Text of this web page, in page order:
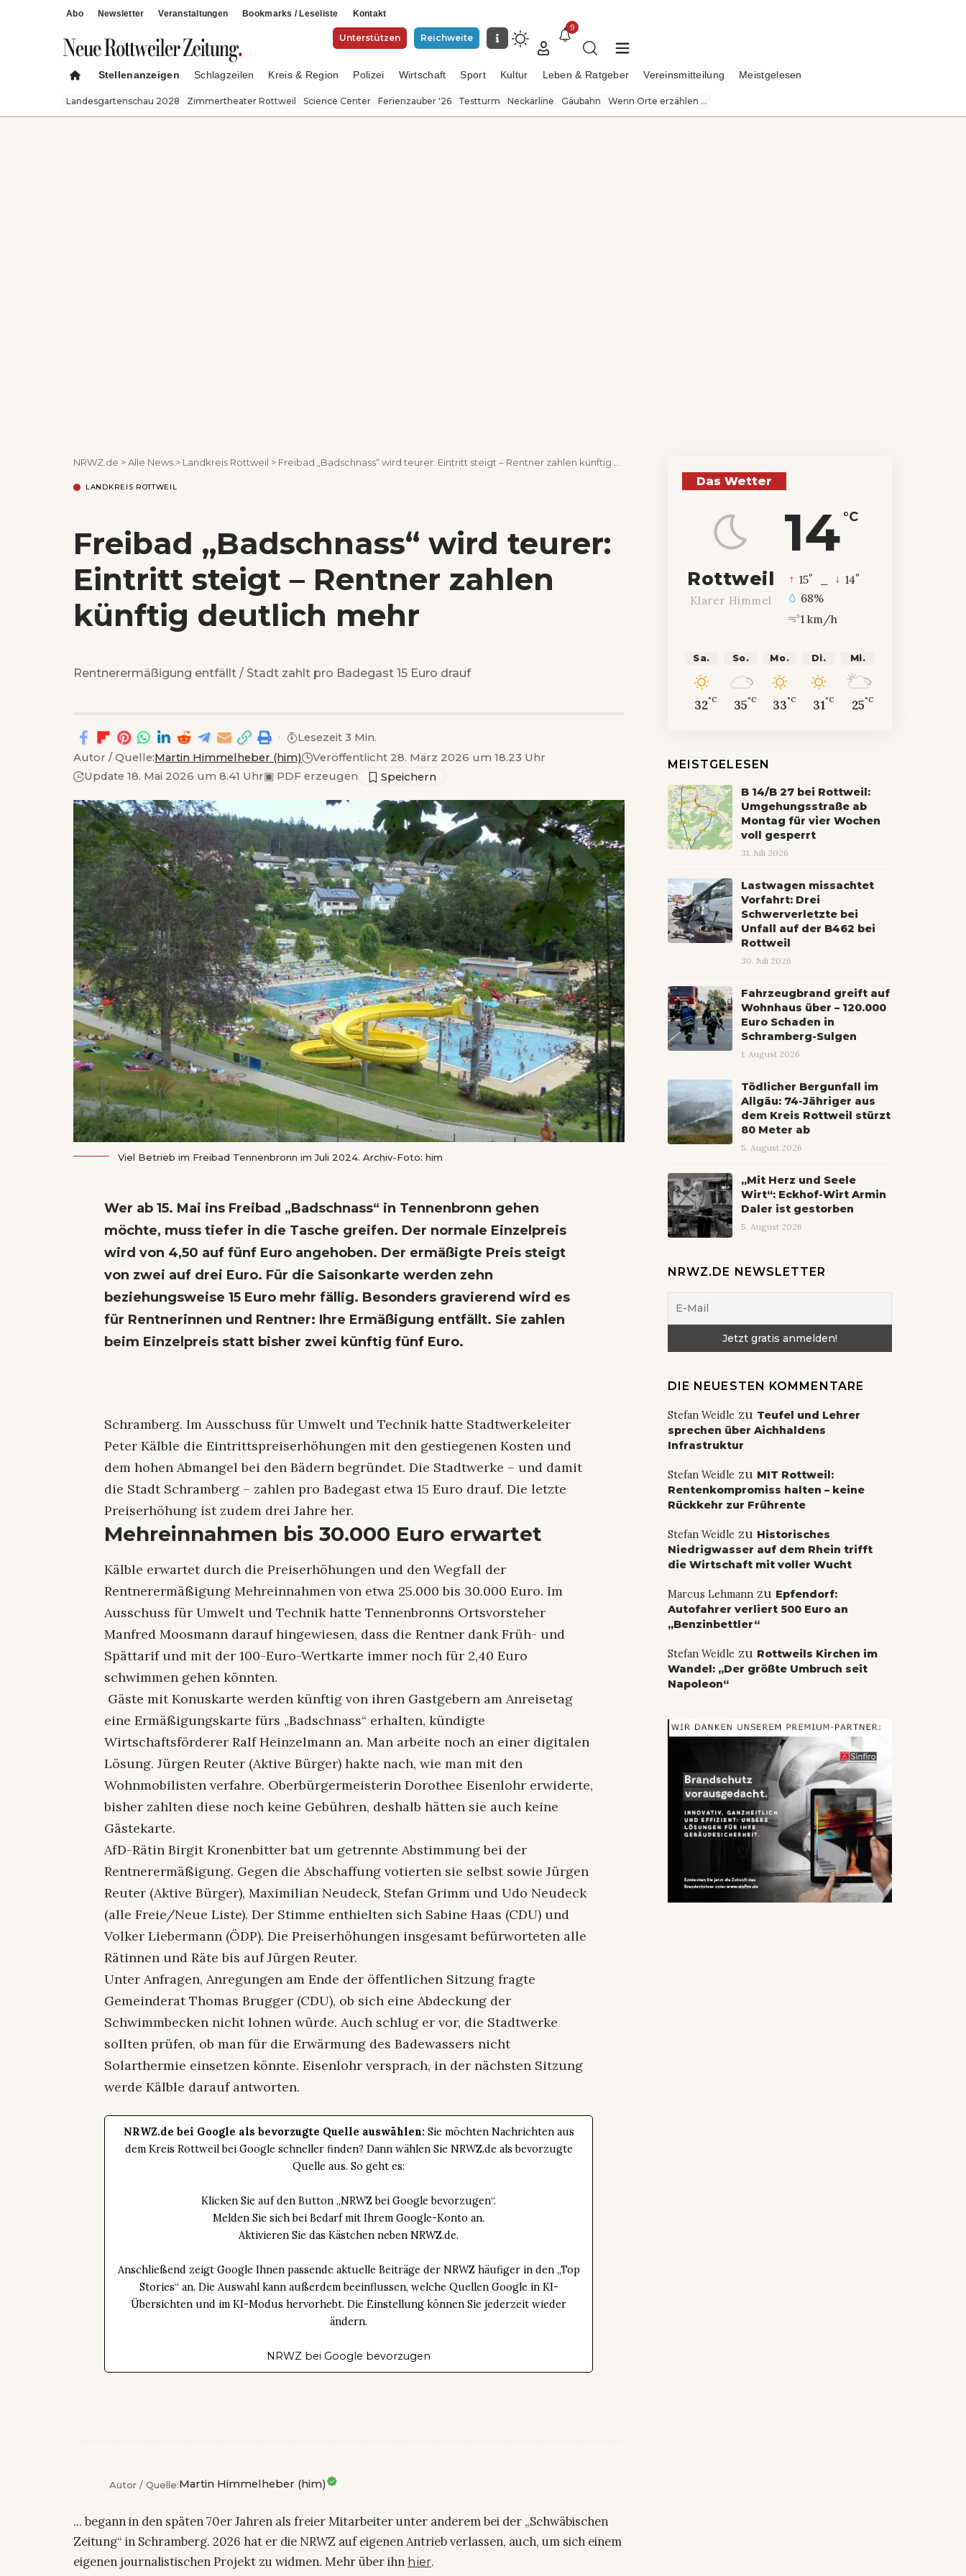
Abo Newsletter Veranstaltungen Bookmarks / Leseliste Kontakt
Unterstützen Reichweite
9
Stellenanzeigen Schlagzeilen Kreis & Region Polizei Wirtschaft Sport Kultur Leben & Ratgeber Vereinsmitteilung Meistgelesen
Landesgartenschau 2028 Zimmertheater Rottweil Science Center Ferienzauber '26 Testturm Neckarline Gäubahn Wenn Orte erzählen ...
NRWZ.de >Alle News > Landkreis Rottweil > Freibad „Badschnass“ wird teurer: Eintritt steigt – Rentner zahlen künftig deutlich mehr
LANDKREIS ROTTWEIL
Freibad „Badschnass“ wird teurer:
Eintritt steigt – Rentner zahlen
künftig deutlich mehr
Rentnerermäßigung entfällt / Stadt zahlt pro Badegast 15 Euro drauf
Autor / Quelle:Martin Himmelheber (him)
Veröffentlicht 28. März 2026 um 18.23 Uhr
Update 18. Mai 2026 um 8.41 Uhr▣ PDF erzeugen
Lesezeit 3 Min.
Viel Betrieb im Freibad Tennenbronn im Juli 2024. Archiv-Foto: him
Wer ab 15. Mai ins Freibad „Badschnass“ in Tennenbronn gehen
möchte, muss tiefer in die Tasche greifen. Der normale Einzelpreis
wird von 4,50 auf fünf Euro angehoben. Der ermäßigte Preis steigt
von zwei auf drei Euro. Für die Saisonkarte werden zehn
beziehungsweise 15 Euro mehr fällig. Besonders gravierend wird es
für Rentnerinnen und Rentner: Ihre Ermäßigung entfällt. Sie zahlen
beim Einzelpreis statt bisher zwei künftig fünf Euro.
Schramberg. Im Ausschuss für Umwelt und Technik hatte Stadtwerkeleiter
Peter Kälble die Eintrittspreiserhöhungen mit den gestiegenen Kosten und
dem hohen Abmangel bei den Bädern begründet. Die Stadtwerke – und damit
die Stadt Schramberg – zahlen pro Badegast etwa 15 Euro drauf. Die letzte
Preiserhöhung ist zudem drei Jahre her.
Mehreinnahmen bis 30.000 Euro erwartet
Kälble erwartet durch die Preiserhöhungen und den Wegfall der
Rentnerermäßigung Mehreinnahmen von etwa 25.000 bis 30.000 Euro. Im
Ausschuss für Umwelt und Technik hatte Tennenbronns Ortsvorsteher
Manfred Moosmann darauf hingewiesen, dass die Rentner dank Früh- und
Spättarif und mit der 100-Euro-Wertkarte immer noch für 2,40 Euro
schwimmen gehen könnten.
Gäste mit Konuskarte werden künftig von ihren Gastgebern am Anreisetag
eine Ermäßigungskarte fürs „Badschnass“ erhalten, kündigte
Wirtschaftsförderer Ralf Heinzelmann an. Man arbeite noch an einer digitalen
Lösung. Jürgen Reuter (Aktive Bürger) hakte nach, wie man mit den
Wohnmobilisten verfahre. Oberbürgermeisterin Dorothee Eisenlohr erwiderte,
bisher zahlten diese noch keine Gebühren, deshalb hätten sie auch keine
Gästekarte.
AfD-Rätin Birgit Kronenbitter bat um getrennte Abstimmung bei der
Rentnerermäßigung. Gegen die Abschaffung votierten sie selbst sowie Jürgen
Reuter (Aktive Bürger), Maximilian Neudeck, Stefan Grimm und Udo Neudeck
(alle Freie/Neue Liste). Der Stimme enthielten sich Sabine Haas (CDU) und
Volker Liebermann (ÖDP). Die Preiserhöhungen insgesamt befürworteten alle
Rätinnen und Räte bis auf Jürgen Reuter.
Unter Anfragen, Anregungen am Ende der öffentlichen Sitzung fragte
Gemeinderat Thomas Brugger (CDU), ob sich eine Abdeckung der
Schwimmbecken nicht lohnen würde. Auch schlug er vor, die Stadtwerke
sollten prüfen, ob man für die Erwärmung des Badewassers nicht
Solarthermie einsetzen könnte. Eisenlohr versprach, in der nächsten Sitzung
werde Kälble darauf antworten.
NRWZ.de bei Google als bevorzugte Quelle auswählen: Sie möchten Nachrichten aus
dem Kreis Rottweil bei Google schneller finden? Dann wählen Sie NRWZ.de als bevorzugte
Quelle aus. So geht es:
Klicken Sie auf den Button „NRWZ bei Google bevorzugen“.
Melden Sie sich bei Bedarf mit Ihrem Google-Konto an.
Aktivieren Sie das Kästchen neben NRWZ.de.
Anschließend zeigt Google Ihnen passende aktuelle Beiträge der NRWZ häufiger in den „Top
Stories“ an. Die Auswahl kann außerdem beeinflussen, welche Quellen Google in KI-
Übersichten und im KI-Modus hervorhebt. Die Einstellung können Sie jederzeit wieder
ändern.
NRWZ bei Google bevorzugen
Autor / Quelle:Martin Himmelheber (him)
... begann in den späten 70er Jahren als freier Mitarbeiter unter anderem bei der „Schwäbischen
Zeitung“ in Schramberg. 2026 hat er die NRWZ auf eigenen Antrieb verlassen, auch, um sich einem
eigenen journalistischen Projekt zu widmen. Mehr über ihn hier.
Das Wetter
14 °C
Rottweil
Klarer Himmel
15° 14°
68%
1 km/h
Sa.
32°C
So.
35°C
Mo.
33°C
Di.
31°C
Mi.
25°C
MEISTGELESEN
B 14/B 27 bei Rottweil:
Umgehungsstraße ab
Montag für vier Wochen
voll gesperrt
31. Juli 2026
Lastwagen missachtet
Vorfahrt: Drei
Schwerverletzte bei
Unfall auf der B462 bei
Rottweil
30. Juli 2026
Fahrzeugbrand greift auf
Wohnhaus über – 120.000
Euro Schaden in
Schramberg-Sulgen
1. August 2026
Tödlicher Bergunfall im
Allgäu: 74-Jähriger aus
dem Kreis Rottweil stürzt
80 Meter ab
5. August 2026
„Mit Herz und Seele
Wirt“: Eckhof-Wirt Armin
Daler ist gestorben
5. August 2026
NRWZ.DE NEWSLETTER
DIE NEUESTEN KOMMENTARE
Stefan Weidle zu Teufel und Lehrer
sprechen über Aichhaldens
Infrastruktur
Stefan Weidle zu MIT Rottweil:
Rentenkompromiss halten – keine
Rückkehr zur Frührente
Stefan Weidle zu Historisches
Niedrigwasser auf dem Rhein trifft
die Wirtschaft mit voller Wucht
Marcus Lehmannzu Epfendorf:
Autofahrer verliert 500 Euro an
„Benzinbettler“
Stefan Weidle zu Rottweils Kirchen im
Wandel: „Der größte Umbruch seit
Napoleon“